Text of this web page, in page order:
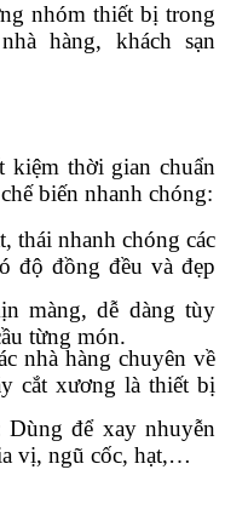
nhóm thiết bị trong
hàng, khách sạn
kiệm thời gian chuẩn
biến nhanh chóng:
thái nhanh chóng các
độ đồng đều và đẹp
màng, dễ dàng tùy
từng món.
nhà hàng chuyên về
cắt xương là thiết bị
Dùng để xay nhuyễn
vị, ngũ cốc, hạt,…